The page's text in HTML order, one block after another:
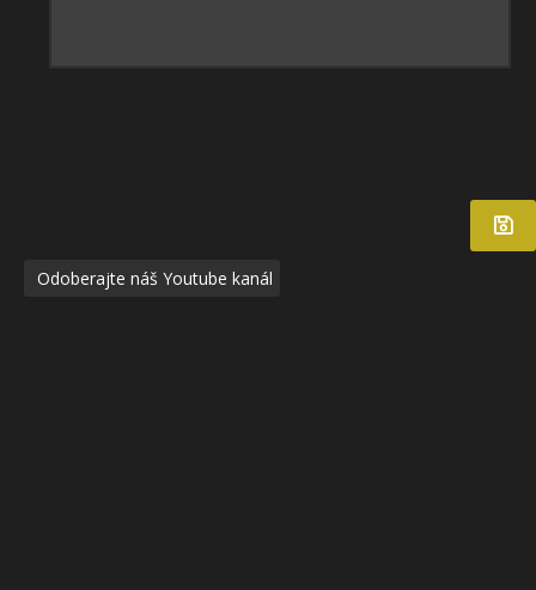
Odoberajte náš Youtube kanál